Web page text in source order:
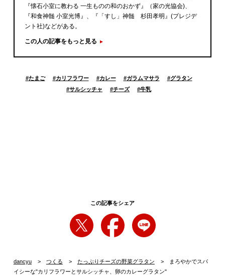
『懐石小室に教わる 一生ものの和のおかず』（家の光協会)、
『和食神髄 小室光博』、『「すし」神髄 杉田孝明』(プレジデ
ント社)などがある。
この人の記事をもっと見る
#たまご #カリフラワー #カレー #ガラムマサラ #グラタン
#サルシッチャ #チーズ #牛乳
この記事をシェア
dancyu つくる たっぷりチーズの野菜グラタン
まろやかでスパ
イシーな"カリフラワーとサルシッチャ、卵のカレーグラタン"